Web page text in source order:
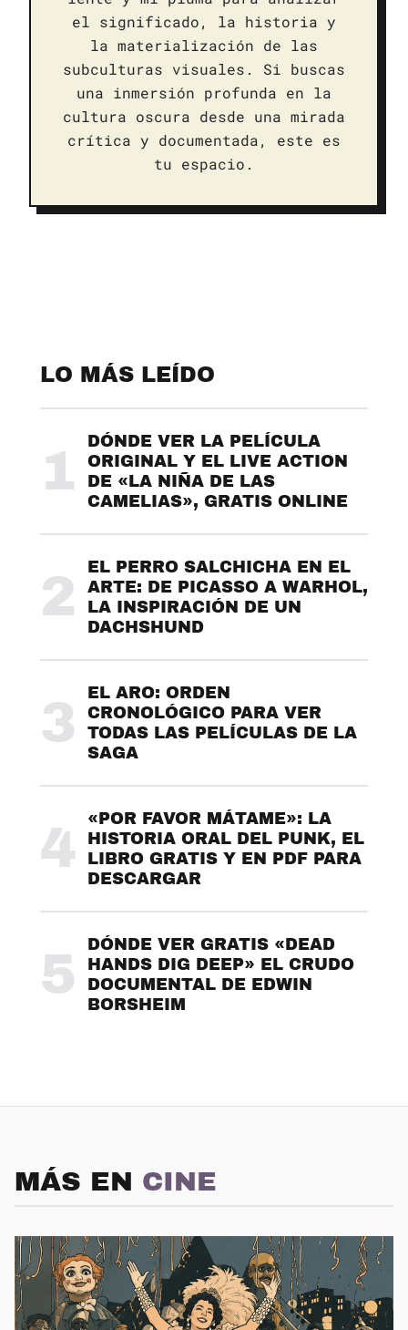
el significado, la historia y
la materialización de las
subculturas visuales. Si buscas
una inmersión profunda en la
cultura oscura desde una mirada
crítica y documentada, este es
tu espacio.
LO MÁS LEÍDO
1
DÓNDE VER LA PELÍCULA
ORIGINAL Y EL LIVE ACTION
DE «LA NIÑA DE LAS
CAMELIAS», GRATIS ONLINE
2
EL PERRO SALCHICHA EN EL
ARTE: DE PICASSO A WARHOL,
LA INSPIRACIÓN DE UN
DACHSHUND
3
EL ARO: ORDEN
CRONOLÓGICO PARA VER
TODAS LAS PELÍCULAS DE LA
SAGA
4
«POR FAVOR MÁTAME»: LA
HISTORIA ORAL DEL PUNK, EL
LIBRO GRATIS Y EN PDF PARA
DESCARGAR
5
DÓNDE VER GRATIS «DEAD
HANDS DIG DEEP» EL CRUDO
DOCUMENTAL DE EDWIN
BORSHEIM
MÁS EN CINE